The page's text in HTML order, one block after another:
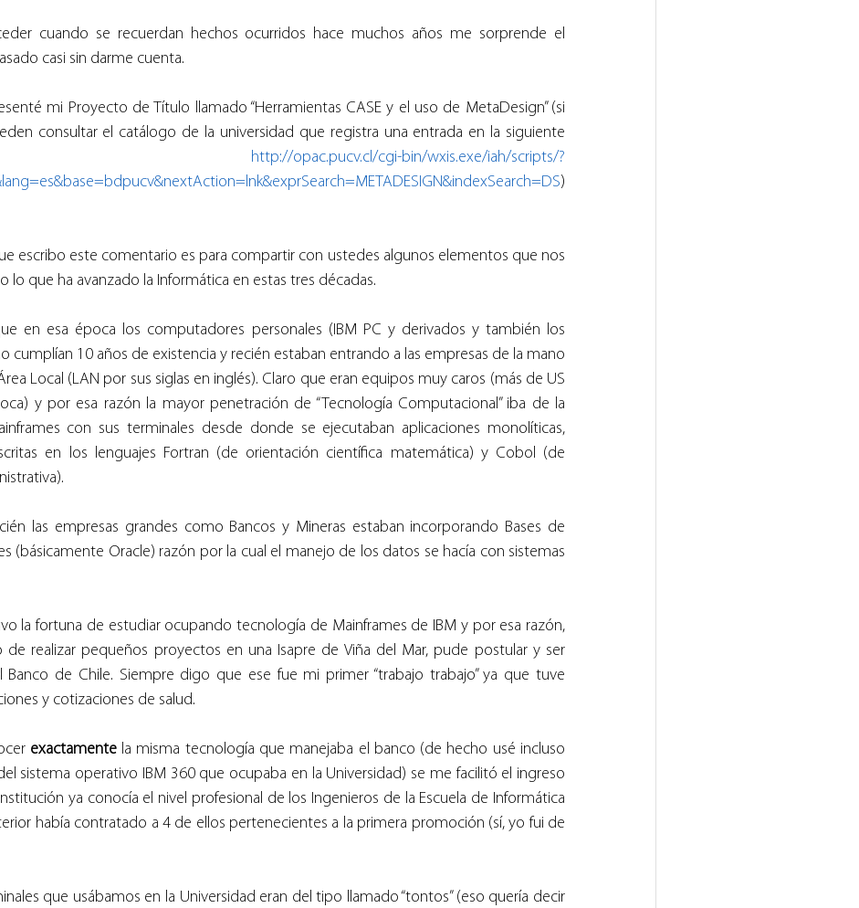
cuando se recuerdan hechos ocurridos hace muchos años me sorprende el
casi sin darme cuenta.
mi Proyecto de Título llamado “Herramientas CASE y el uso de MetaDesign” (si
consultar el catálogo de la universidad que registra una entrada en la siguiente
http://opac.pucv.cl/cgi-bin/wxis.exe/iah/scripts/?
)
escribo este comentario es para compartir con ustedes algunos elementos que nos
lo que ha avanzado la Informática en estas tres décadas.
en esa época los computadores personales (IBM PC y derivados y también los
cumplían 10 años de existencia y recién estaban entrando a las empresas de la mano
Local (LAN por sus siglas en inglés). Claro que eran equipos muy caros (más de US
y por esa razón la mayor penetración de “Tecnología Computacional” iba de la
con sus terminales desde donde se ejecutaban aplicaciones monolíticas,
en los lenguajes Fortran (de orientación científica matemática) y Cobol (de
las empresas grandes como Bancos y Mineras estaban incorporando Bases de
(básicamente Oracle) razón por la cual el manejo de los datos se hacía con sistemas
la fortuna de estudiar ocupando tecnología de Mainframes de IBM y por esa razón,
realizar pequeños proyectos en una Isapre de Viña del Mar, pude postular y ser
de Chile. Siempre digo que ese fue mi primer “trabajo trabajo” ya que tuve
y cotizaciones de salud.
exactamente la misma tecnología que manejaba el banco (de hecho usé incluso
sistema operativo IBM 360 que ocupaba en la Universidad) se me facilitó el ingreso
ya conocía el nivel profesional de los Ingenieros de la Escuela de Informática
había contratado a 4 de ellos pertenecientes a la primera promoción (sí, yo fui de
que usábamos en la Universidad eran del tipo llamado “tontos” (eso quería decir